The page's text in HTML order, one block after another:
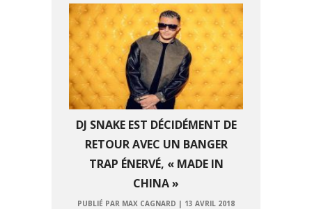
DJ SNAKE EST DÉCIDÉMENT DE
RETOUR AVEC UN BANGER
TRAP ÉNERVÉ, « MADE IN
CHINA »
PUBLIÉ PAR MAX CAGNARD | 13 AVRIL 2018